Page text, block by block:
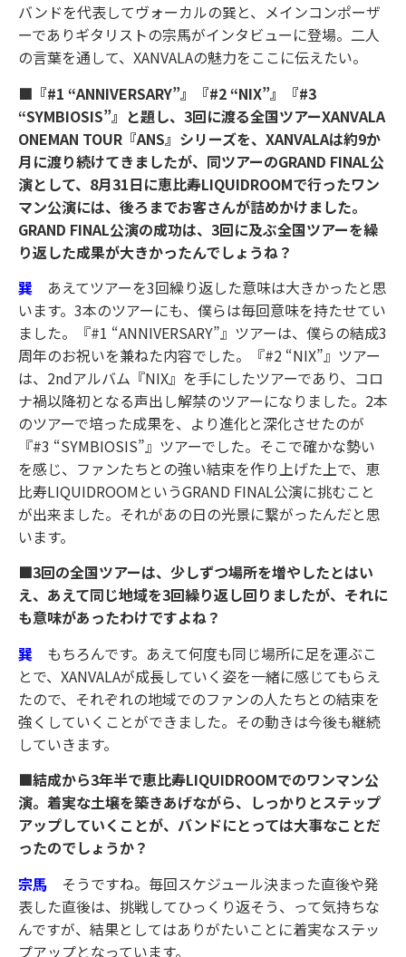
バンドを代表してヴォーカルの巽と、メインコンポーザ
ーでありギタリストの宗馬がインタビューに登場。二人
の言葉を通して、XANVALAの魅力をここに伝えたい。
■『#1 “ANNIVERSARY”』『#2 “NIX”』『#3
“SYMBIOSIS”』と題し、3回に渡る全国ツアーXANVALA
ONEMAN TOUR『ANS』シリーズを、XANVALAは約9か
月に渡り続けてきましたが、同ツアーのGRAND FINAL公
演として、8月31日に恵比寿LIQUIDROOMで行ったワン
マン公演には、後ろまでお客さんが詰めかけました。
GRAND FINAL公演の成功は、3回に及ぶ全国ツアーを繰
り返した成果が大きかったんでしょうね？
巽 あえてツアーを3回繰り返した意味は大きかったと思
います。3本のツアーにも、僕らは毎回意味を持たせてい
ました。『#1 “ANNIVERSARY”』ツアーは、僕らの結成3
周年のお祝いを兼ねた内容でした。『#2 “NIX”』ツアー
は、2ndアルバム『NIX』を手にしたツアーであり、コロ
ナ禍以降初となる声出し解禁のツアーになりました。2本
のツアーで培った成果を、より進化と深化させたのが
『#3 “SYMBIOSIS”』ツアーでした。そこで確かな勢い
を感じ、ファンたちとの強い結束を作り上げた上で、恵
比寿LIQUIDROOMというGRAND FINAL公演に挑むこと
が出来ました。それがあの日の光景に繋がったんだと思
います。
■3回の全国ツアーは、少しずつ場所を増やしたとはい
え、あえて同じ地域を3回繰り返し回りましたが、それに
も意味があったわけですよね？
巽 もちろんです。あえて何度も同じ場所に足を運ぶこ
とで、XANVALAが成長していく姿を一緒に感じてもらえ
たので、それぞれの地域でのファンの人たちとの結束を
強くしていくことができました。その動きは今後も継続
していきます。
■結成から3年半で恵比寿LIQUIDROOMでのワンマン公
演。着実な土壌を築きあげながら、しっかりとステップ
アップしていくことが、バンドにとっては大事なことだ
ったのでしょうか？
宗馬 そうですね。毎回スケジュール決まった直後や発
表した直後は、挑戦してひっくり返そう、って気持ちな
んですが、結果としてはありがたいことに着実なステッ
プアップとなっています。